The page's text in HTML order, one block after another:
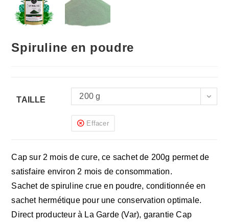
Spiruline en poudre
TAILLE 200 g
Effacer
Cap sur 2 mois de cure, ce sachet de 200g permet de
satisfaire environ 2 mois de consommation.
Sachet de spiruline crue en poudre, conditionnée en
sachet hermétique pour une conservation optimale.
Direct producteur à La Garde (Var), garantie Cap